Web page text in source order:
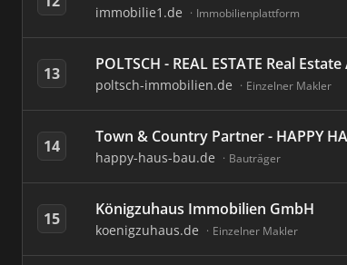
immobilie1.de Immobilienplattform
13 POLTSCH - REAL ESTATE Real
poltsch-immobilien.de Einzelner Makler
14 Town & Country Partner - HAPPY
happy-haus-bau.de Bauträger
15 Königzuhaus Immobilien GmbH
koenigzuhaus.de Einzelner Makler